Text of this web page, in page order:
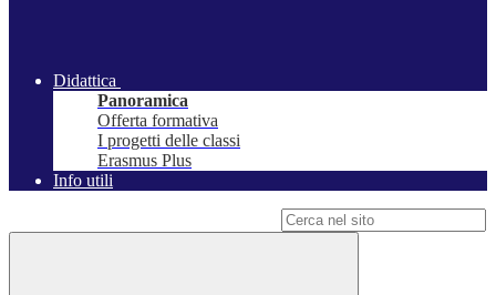
Didattica
Panoramica
Offerta formativa
I progetti delle classi
Erasmus Plus
Info utili